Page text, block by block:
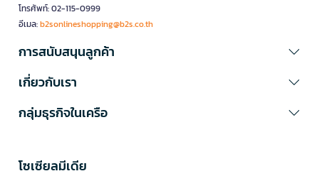
โทรศัพท์: 02-115-0999
อีเมล:b2sonlineshopping@b2s.co.th
การสนับสนุนลูกค้า
เกี่ยวกับเรา
กลุ่มธุรกิจในเครือ
โซเซียลมีเดีย​